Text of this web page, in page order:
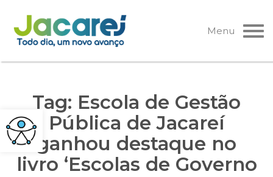
Pular
para
o
Menu
Tag: Escola de Gestão
Pública de Jacareí
ganhou destaque no
livro ‘Escolas de Governo